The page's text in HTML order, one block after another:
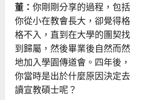
董： 你剛剛分享的過程，包括
你從小在教會長大，卻覺得格
格不入，直到在大學的團契找
到歸屬，然後畢業後自然而然
地加入學園傳道會。四年後，
你當時是出於什麼原因決定去
讀宣教碩士呢？